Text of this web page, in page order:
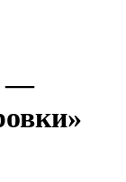
—